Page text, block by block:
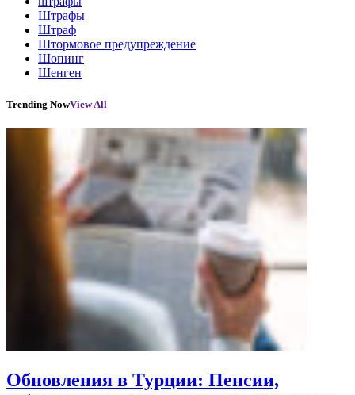
Штрафы
Штраф
Штормовое предупреждение
Шопинг
Шенген
Trending NowView All
Обновления в Турции: Пенсии,